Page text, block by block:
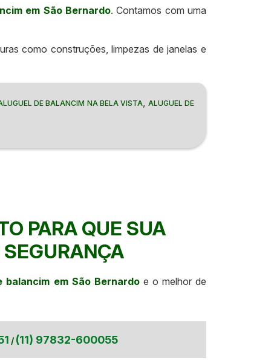
em São Bernardo. Contamos com uma
como construções, limpezas de janelas e
DE BALANCIM NA BELA VISTA, ALUGUEL DE
PARA QUE SUA
balancim em São Bernardoe o melhor de
/ (11) 97832-600055